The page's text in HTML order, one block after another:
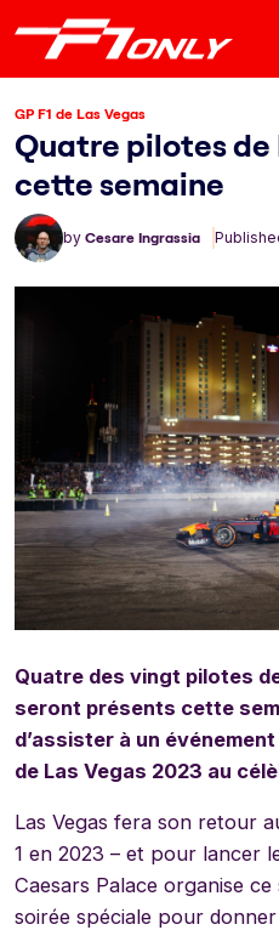
GP F1 de Las Vegas
Quatre pilotes de
cette semaine
by Cesare Ingrassia
Quatre des vingt pilotes
seront présents cette
d’assister à un
de Las Vegas 2023 au
Las Vegas fera son retour
1 en 2023 – et pour lancer
Caesars Palace organise
soirée spéciale pour